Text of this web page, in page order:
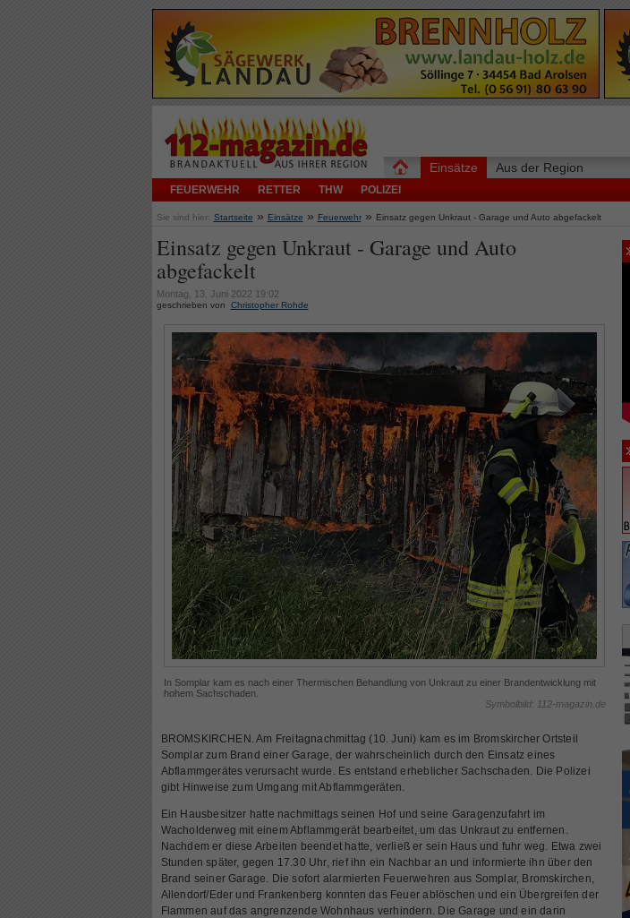
Einsätze
FEUERWEHR RETTER THW POLIZEI
Aus der Region
Sie sind hier: Startseite » Einsätze » Feuerwehr » Einsatz gegen Unkraut - Garage und Auto abgefackelt
Einsatz gegen Unkraut - Garage und Auto
abgefackelt
Montag, 13. Juni 2022 19:02
geschrieben von Christopher Rohde
In Somplar kam es nach einer Thermischen Behandlung von Unkraut zu einer Brandentwicklung mit
hohem Sachschaden.
Symbolbild: 112-magazin.de
BROMSKIRCHEN. Am Freitagnachmittag (10. Juni) kam es im Bromskircher Ortsteil
Somplar zum Brand einer Garage, der wahrscheinlich durch den Einsatz eines
Abflammgerätes verursacht wurde. Es entstand erheblicher Sachschaden. Die Polizei
gibt Hinweise zum Umgang mit Abflammgeräten.
Ein Hausbesitzer hatte nachmittags seinen Hof und seine Garagenzufahrt im
Wacholderweg mit einem Abflammgerät bearbeitet, um das Unkraut zu entfernen.
Nachdem er diese Arbeiten beendet hatte, verließ er sein Haus und fuhr weg. Etwa zwei
Stunden später, gegen 17.30 Uhr, rief ihn ein Nachbar an und informierte ihn über den
Brand seiner Garage. Die sofort alarmierten Feuerwehren aus Somplar, Bromskirchen,
Allendorf/Eder und Frankenberg konnten das Feuer ablöschen und ein Übergreifen der
Flammen auf das angrenzende Wohnhaus verhindern. Die Garage und ein darin